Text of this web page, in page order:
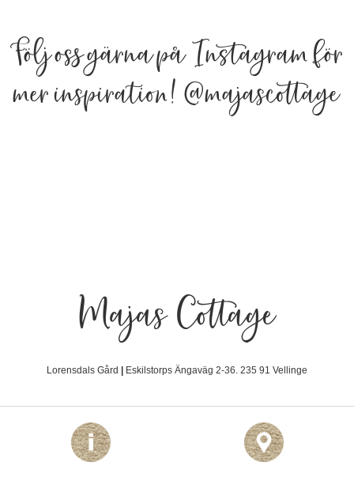
Följ oss gärna på Instagram för
mer inspiration!@majascottage
Majas Cottage
Lorensdals Gård Eskilstorps Ängaväg 2-36. 235 91 Vellinge